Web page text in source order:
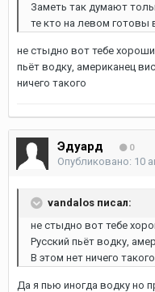
Заметь так думают
те кто на левом готовы
не стыдно вот тебе
пьёт водку, американец
ничего такого
Эдуард 0
Опубликовано: 10
vandalos писал:
не стыдно вот тебе
Русский пьёт водку,
В этом нет ничего такого
Да я пью иногда водку но